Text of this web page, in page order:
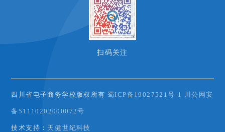
扫码关注
四川省电子商务学校版权所有 蜀ICP备19027521号-1 川公网安
备51110202000072号
技术支持： 天健世纪科技